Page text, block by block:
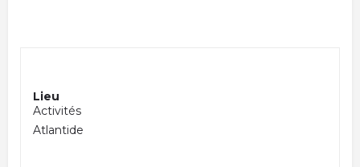
Lieu
Activités
Atlantide